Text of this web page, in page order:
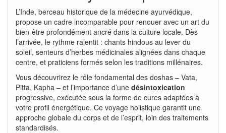
L’Inde, berceau historique de la médecine ayurvédique,
propose un cadre incomparable pour renouer avec un art du
bien-être profondément ancré dans la culture locale. Dès
l’arrivée, le rythme ralentit : chants hindous au lever du
soleil, senteurs d’herbes médicinales alignées dans chaque
centre, et praticiens formés selon les traditions millénaires.
Vous découvrirez le rôle fondamental des doshas – Vata,
Pitta, Kapha – et l’importance d’une désintoxication
progressive, exécutée sous la forme de cures adaptées à
votre profil énergétique. Ce voyage holistique garantit une
approche globale du corps et de l’esprit, loin des traitements
standardisés.